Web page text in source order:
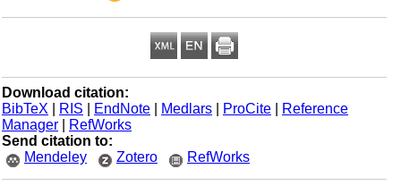
Download citation:
BibTeX
| RIS |EndNote |Medlars |ProCite |Reference
Manager
|RefWorks
Send citation to:
Mendeley
Zotero RefWorks